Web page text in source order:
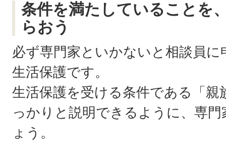
条件を満たしていることを
らおう
必ず専門家といかないと相談員
生活保護です。
生活保護を受ける条件である「
っかりと説明できるように、専
ょう。